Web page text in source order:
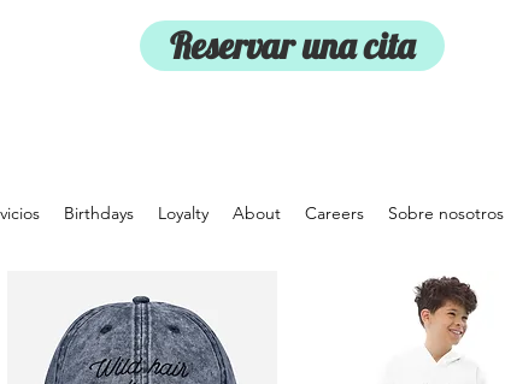
Reservar una cita
Birthdays Loyalty About Careers Sobre nosotros